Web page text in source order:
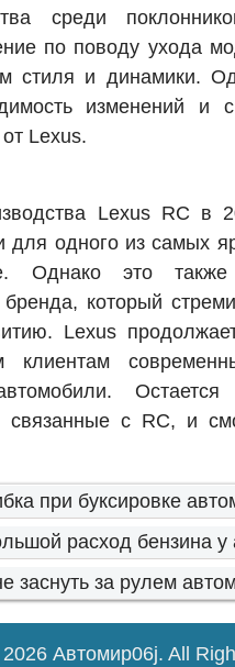
среди
по поводу ухода
стиля и динамики.
изменений и
Lexus.
Lexus RC в
для одного из самых
Однако это
который
Lexus
клиентам
с RC, и
при буксировке
расход бензина у
заснуть за рулем
Автомир06j. All